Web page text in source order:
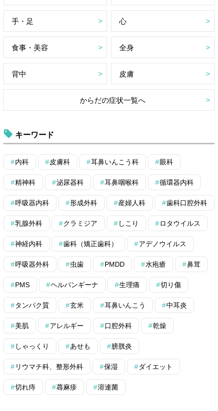
手・足 心
食事・美容 全身
背中 皮膚
からだの症状一覧へ
キーワード
内科 皮膚科 耳鼻いんこう科 眼科
精神科 泌尿器科 耳鼻咽喉科 循環器内科
呼吸器内科 形成外科 産婦人科 歯科口腔外科
乳腺外科 クラミジア しこり ロタウイルス
神経内科 歯科（矯正歯科） アデノウイルス
呼吸器外科 虫歯 PMDD 水疱瘡 鼻茸
PMS ヘルパンギーナ 生理痛 切り傷
タンパク質 玄米 耳鼻いんこう 中耳炎
美肌 アレルギー 口腔外科 乾燥
しゃっくり あせも 膀胱炎
リウマチ科、整形外科 保湿 ダイエット
切れ痔 蕁麻疹 溶連菌